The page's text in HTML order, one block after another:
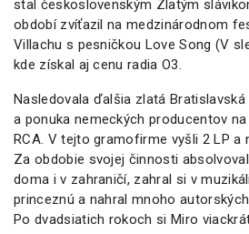
stal československým Zlatým
období zvíťazil na medzinárodnom
Villachu s pesničkou Love Song (V
kde získal aj cenu radia O3.
Nasledovala ďalšia zlatá
a ponuka nemeckých producentov
RCA. V tejto gramofirme vyšli 2 LP a
Za obdobie svojej činnosti
doma i v zahraničí, zahral si v
princeznú a nahral mnoho
Po dvadsiatich rokoch si Miro